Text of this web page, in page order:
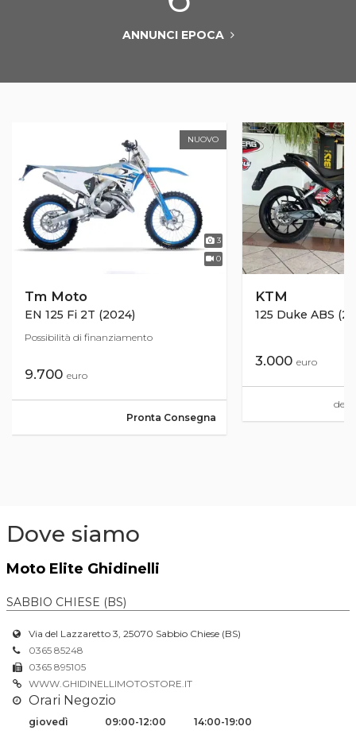
ANNUNCI EPOCA
NUOVO
3
0
Tm Moto
EN 125 Fi 2T (2024)
Possibilità di finanziamento
9.700 euro
Pronta Consegna
KTM
125 Duke ABS
3.000 euro
del
Dove siamo
Moto Elite Ghidinelli
SABBIO CHIESE (BS)
Via del Lazzaretto 3, 25070 Sabbio Chiese (BS)
0365 85248
0365 895105
WWW.GHIDINELLIMOTOSTORE.IT
Orari Negozio
giovedì 09:00-12:00 14:00-19:00